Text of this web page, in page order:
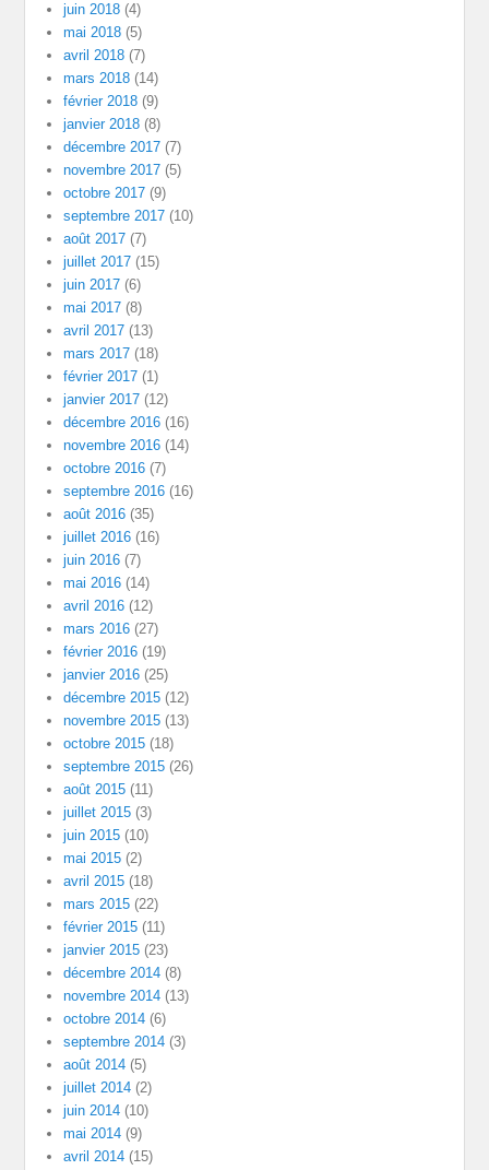
juin 2018 (4)
mai 2018 (5)
avril 2018 (7)
mars 2018 (14)
février 2018 (9)
janvier 2018 (8)
décembre 2017 (7)
novembre 2017 (5)
octobre 2017 (9)
septembre 2017 (10)
août 2017 (7)
juillet 2017 (15)
juin 2017 (6)
mai 2017 (8)
avril 2017 (13)
mars 2017 (18)
février 2017 (1)
janvier 2017 (12)
décembre 2016 (16)
novembre 2016 (14)
octobre 2016 (7)
septembre 2016 (16)
août 2016 (35)
juillet 2016 (16)
juin 2016 (7)
mai 2016 (14)
avril 2016 (12)
mars 2016 (27)
février 2016 (19)
janvier 2016 (25)
décembre 2015 (12)
novembre 2015 (13)
octobre 2015 (18)
septembre 2015 (26)
août 2015 (11)
juillet 2015 (3)
juin 2015 (10)
mai 2015 (2)
avril 2015 (18)
mars 2015 (22)
février 2015 (11)
janvier 2015 (23)
décembre 2014 (8)
novembre 2014 (13)
octobre 2014 (6)
septembre 2014 (3)
août 2014 (5)
juillet 2014 (2)
juin 2014 (10)
mai 2014 (9)
avril 2014 (15)